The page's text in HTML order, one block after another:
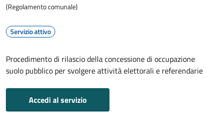
(Regolamento comunale)
Servizio attivo
Procedimento di rilascio della concessione di occupazione
suolo pubblico per svolgere attività elettorali e referendarie
Accedi al servizio